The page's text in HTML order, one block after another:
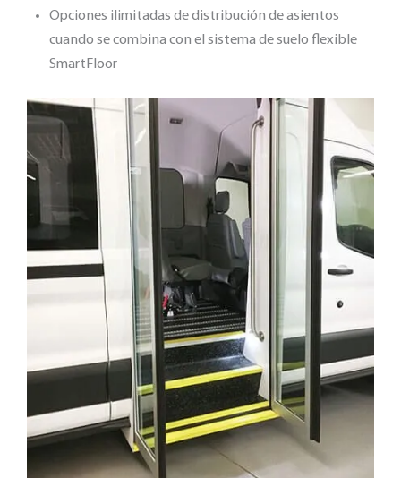
Opciones ilimitadas de distribución de asientos
cuando se combina con el sistema de suelo flexible
SmartFloor